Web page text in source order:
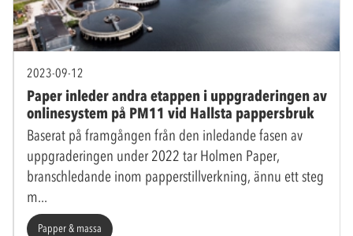
2023-09-12
Paper inleder andra etappen i uppgraderingen av
onlinesystem på PM11 vid Hallsta pappersbruk
Baserat på framgången från den inledande fasen av
uppgraderingen under 2022 tar Holmen Paper,
branschledande inom papperstillverkning, ännu ett steg
m
Papper & massa